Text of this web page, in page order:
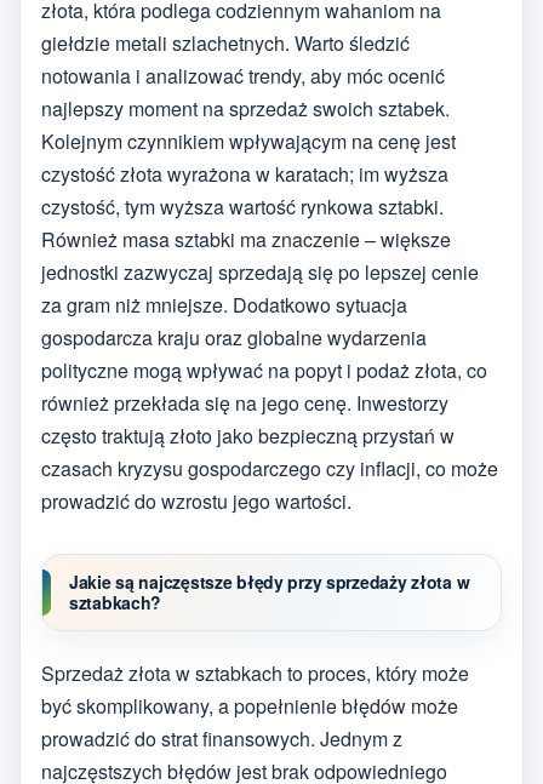
złota, która podlega codziennym wahaniom na
giełdzie metali szlachetnych. Warto śledzić
notowania i analizować trendy, aby móc ocenić
najlepszy moment na sprzedaż swoich sztabek.
Kolejnym czynnikiem wpływającym na cenę jest
czystość złota wyrażona w karatach; im wyższa
czystość, tym wyższa wartość rynkowa sztabki.
Również masa sztabki ma znaczenie – większe
jednostki zazwyczaj sprzedają się po lepszej cenie
za gram niż mniejsze. Dodatkowo sytuacja
gospodarcza kraju oraz globalne wydarzenia
polityczne mogą wpływać na popyt i podaż złota, co
również przekłada się na jego cenę. Inwestorzy
często traktują złoto jako bezpieczną przystań w
czasach kryzysu gospodarczego czy inflacji, co może
prowadzić do wzrostu jego wartości.
Jakie są najczęstsze błędy przy sprzedaży złota w
sztabkach?
Sprzedaż złota w sztabkach to proces, który może
być skomplikowany, a popełnienie błędów może
prowadzić do strat finansowych. Jednym z
najczęstszych błędów jest brak odpowiedniego